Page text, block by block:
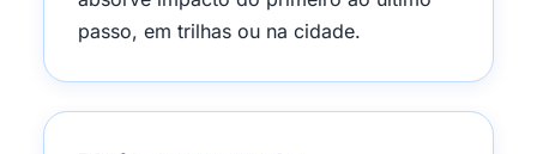
passo, em trilhas ou na cidade.